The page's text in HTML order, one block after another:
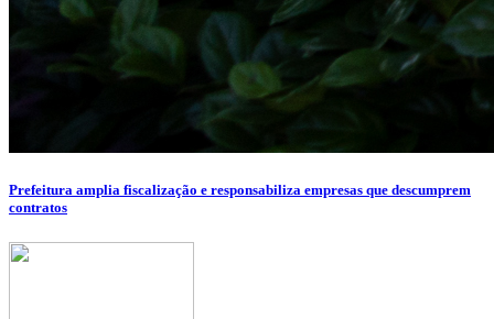
Prefeitura amplia fiscalização e responsabiliza empresas que descumprem
contratos